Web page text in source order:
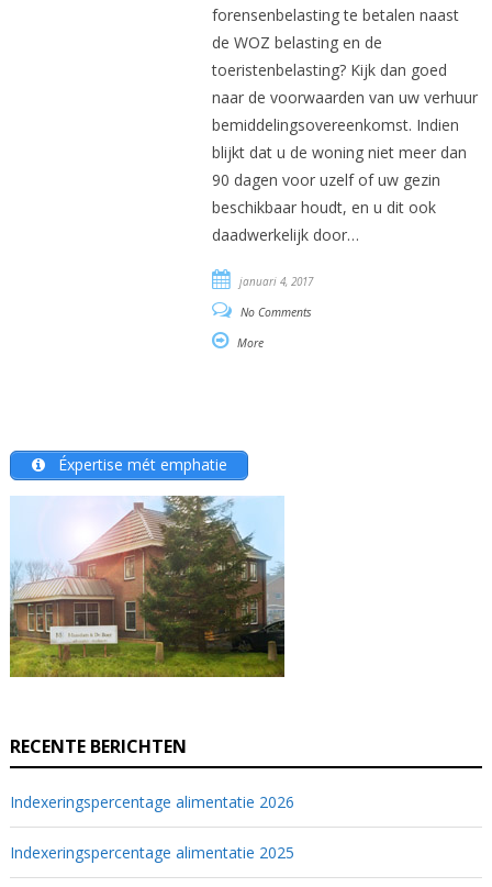
forensenbelasting te betalen naast
de WOZ belasting en de
toeristenbelasting? Kijk dan goed
naar de voorwaarden van uw verhuur
bemiddelingsovereenkomst. Indien
blijkt dat u de woning niet meer dan
90 dagen voor uzelf of uw gezin
beschikbaar houdt, en u dit ook
daadwerkelijk door…
januari 4, 2017
No Comments
More
Éxpertise mét emphatie
RECENTE BERICHTEN
Indexeringspercentage alimentatie 2026
Indexeringspercentage alimentatie 2025